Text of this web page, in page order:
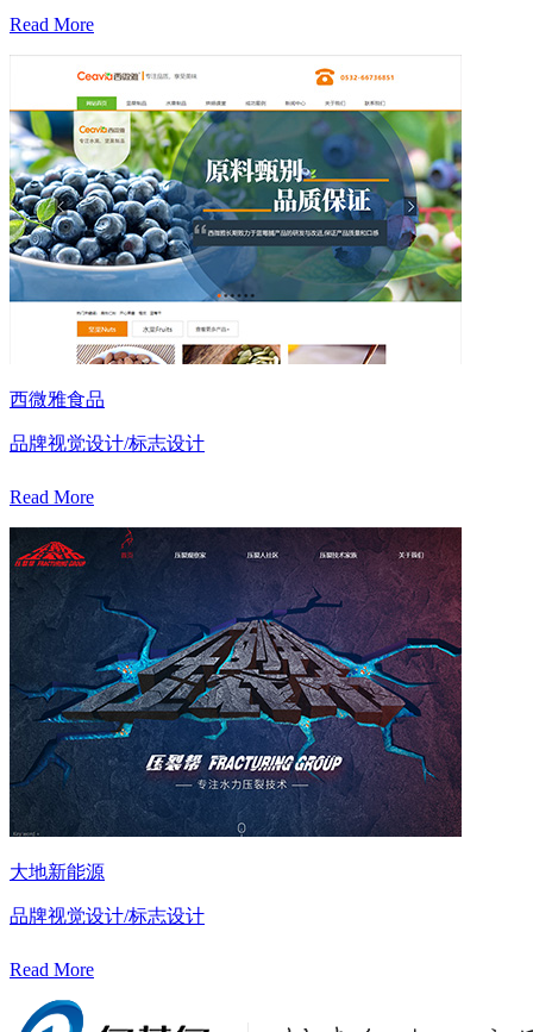
Read More
西微雅食品
品牌视觉设计/标志设计
Read More
大地新能源
品牌视觉设计/标志设计
Read More